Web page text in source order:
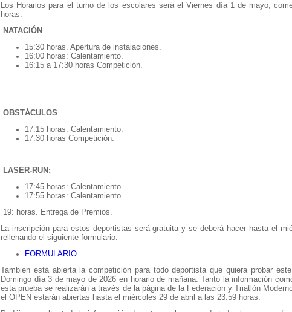
Los Horarios para el turno de los escolares será el Viernes día 1 de mayo,
horas.
NATACIÓN
15:30 horas. Apertura de instalaciones.
16:00 horas: Calentamiento.
16:15 a 17:30 horas Competición.
OBSTÁCULOS
17:15 horas: Calentamiento.
17:30 horas Competición.
LASER-RUN:
17:45 horas: Calentamiento.
17:55 horas: Calentamiento.
19: horas. Entrega de Premios.
La inscripción para estos deportistas será gratuita y se deberá hacer hasta el
rellenando el siguiente formulario:
FORMULARIO
Tambien está abierta la competición para todo deportista que quiera probar
Domingo día 3 de mayo de 2026 en horario de mañana. Tanto la información
esta prueba se realizarán a través de la página de la Federación y Triatlón
el OPEN estarán abiertas hasta el miércoles 29 de abril a las 23:59 horas.